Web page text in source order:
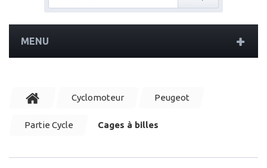
MENU
Cyclomoteur Peugeot
Partie Cycle Cages à billes